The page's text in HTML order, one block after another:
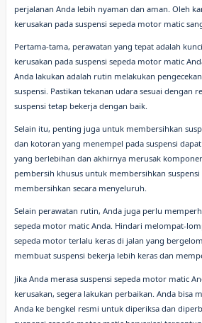
perjalanan Anda lebih nyaman dan aman. Oleh
kerusakan pada suspensi sepeda motor matic
Pertama-tama, perawatan yang tepat adalah
kerusakan pada suspensi sepeda motor matic
Anda lakukan adalah rutin melakukan
suspensi. Pastikan tekanan udara sesuai dengan
suspensi tetap bekerja dengan baik.
Selain itu, penting juga untuk membersihkan
dan kotoran yang menempel pada suspensi
yang berlebihan dan akhirnya merusak
pembersih khusus untuk membersihkan
membersihkan secara menyeluruh.
Selain perawatan rutin, Anda juga perlu
sepeda motor matic Anda. Hindari melompat-
sepeda motor terlalu keras di jalan yang
membuat suspensi bekerja lebih keras dan
Jika Anda merasa suspensi sepeda motor matic
kerusakan, segera lakukan perbaikan. Anda bisa
Anda ke bengkel resmi untuk diperiksa dan